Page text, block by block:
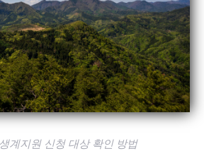
계지원 신청 대상 확인 방법